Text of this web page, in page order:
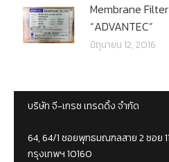
Membrane
“ADVANTEC”
มิถุนายน 12, 2016
บริษัท จี-เกรซ เทรดดิ้ง จำกัด
64, 64/1 ซอยพุทธมณฑลสาย 2 ซอย
กรุงเทพฯ 10160